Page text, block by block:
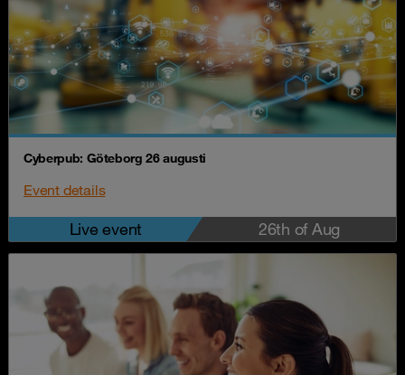
Cyberpub: Göteborg 26 augusti
Event details
Live event 26th of Aug